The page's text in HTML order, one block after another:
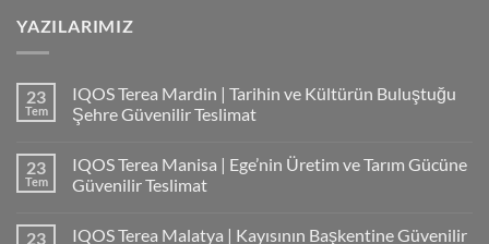
YAZILARIMIZ
23
Tem
IQOS Terea Mardin | Tarihin ve Kültürün Buluştuğu
Şehre Güvenilir Teslimat
23
Tem
IQOS Terea Manisa | Ege’nin Üretim ve Tarım Gücüne
Güvenilir Teslimat
23 IQOS Terea Malatya | Kayısının Başkentine Güvenilir